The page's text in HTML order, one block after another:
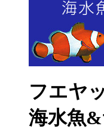
フエヤ
海水魚